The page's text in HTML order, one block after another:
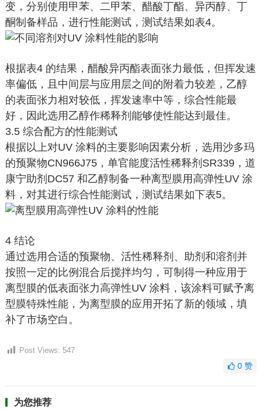
变，分别使用甲苯、二甲苯、醋酸丁酯、异丙醇、丁
酮制备样品，进行性能测试，测试结果如表4。
根据表4 的结果，醋酸异丙酯表面张力最低，但挥发速
率偏低，且中间层与应用层之间的附着力较差，乙醇
的表面张力相对较低，挥发速率中等，综合性能最
好，因此选用乙醇作稀释剂能够使性能达到最佳。
3.5 综合配方的性能测试
根据以上对UV 涂料的主要影响因素分析，选用沙多玛
的预聚物CN966J75，单官能度活性稀释剂SR339，道
康宁助剂DC57 和乙醇制备一种离型膜用高弹性UV 涂
料，对其进行综合性能测试，测试结果如下表5。
4 结论
通过选用合适的预聚物、活性稀释剂、助剂和溶剂并
按照一定的比例混合后搅拌均匀，可制得一种应用于
离型膜的低表面张力高弹性UV 涂料，该涂料可赋予离
型膜特殊性能，为离型膜的应用开拓了新的领域，填
补了市场空白。
Post Views: 547
0赞
为您推荐